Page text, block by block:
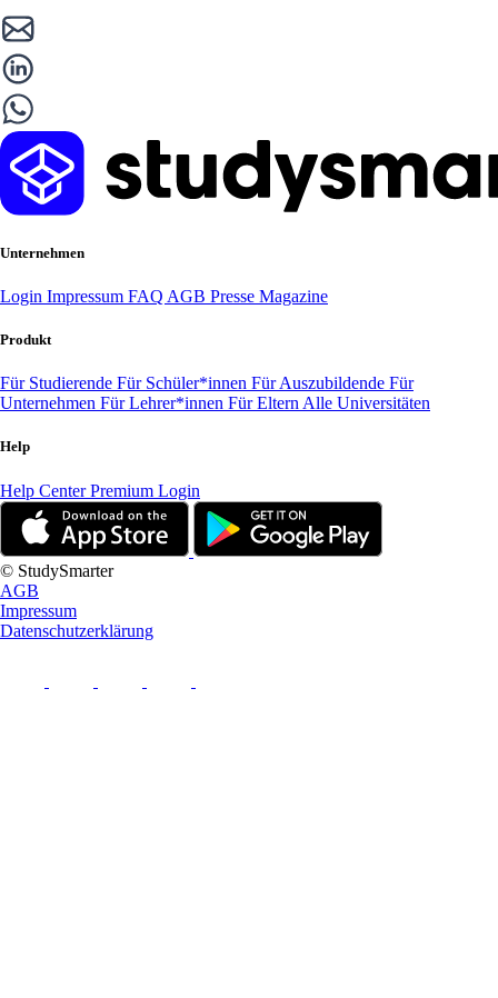
Unternehmen
Login Impressum FAQ AGB Presse Magazine
Produkt
Für Studierende Für Schüler*innen Für Auszubildende Für
Unternehmen Für Lehrer*innen Für Eltern Alle Universitäten
Help
Help CenterPremium Login
© StudySmarter
AGB
Impressum
Datenschutzerklärung